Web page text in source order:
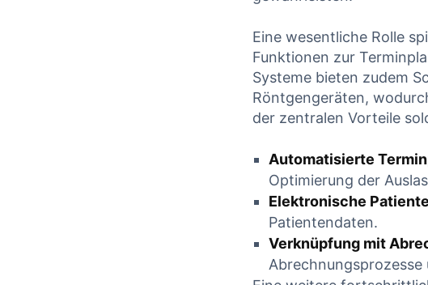
Eine wesentliche Rolle
Funktionen zur
Systeme bieten zudem
Röntgengeräten,
der zentralen Vorteile
Automatisierte
Optimierung der
Elektronische
Patientendaten.
Verknüpfung mit
Abrechnungsprozesse